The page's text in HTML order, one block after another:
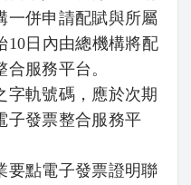
一併申請配賦與所屬
10日內由總機構將配
服務平台。
字軌號碼，應於次期
子發票整合服務平
要點電子發票證明聯